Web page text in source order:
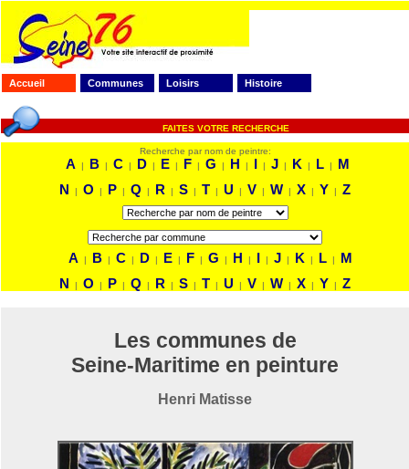
Accueil Communes Loisirs Histoire
FAITES VOTRE RECHERCHE
Recherche par nom de peintre:
A | B | C | D | E | F | G | H | I | J | K | L |
M
N
| O | P | Q | R | S | T | U | V | W | X | Y | Z
A | B | C | D | E | F | G | H | I | J | K | L |
M
N
| O | P | Q | R | S | T | U | V | W | X | Y | Z
Les communes de
Seine-Maritime en peinture
Henri Matisse